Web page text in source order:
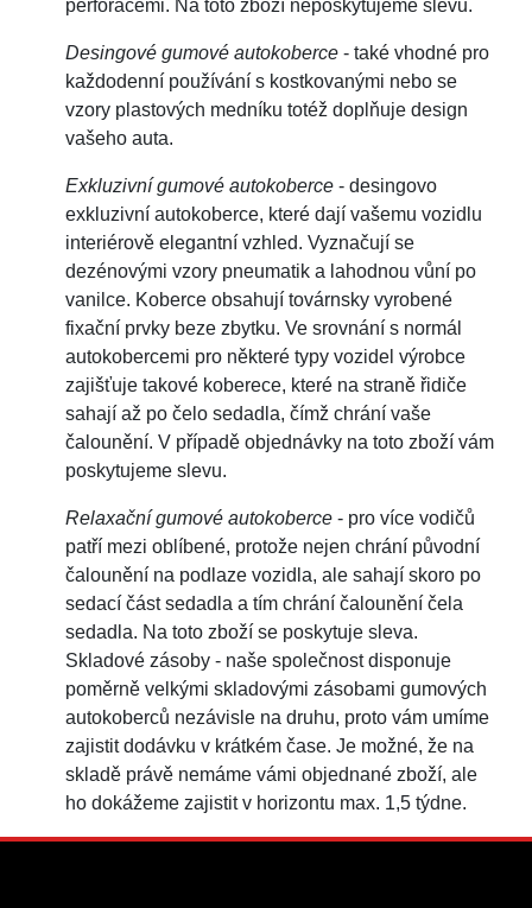
perforacemi. Na toto zboží neposkytujeme slevu.
Desingové gumové autokoberce- také vhodné pro
každodenní používání s kostkovanými nebo se
vzory plastových medníku totéž doplňuje design
vašeho auta.
Exkluzivní gumové autokoberce- desingovo
exkluzivní autokoberce, které dají vašemu vozidlu
interiérově elegantní vzhled. Vyznačují se
dezénovými vzory pneumatik a lahodnou vůní po
vanilce. Koberce obsahují továrnsky vyrobené
fixační prvky beze zbytku. Ve srovnání s normál
autokobercemi pro některé typy vozidel výrobce
zajišťuje takové koberece, které na straně řidiče
sahají až po čelo sedadla, čímž chrání vaše
čalounění. V případě objednávky na toto zboží vám
poskytujeme slevu.
Relaxační gumové autokoberce- pro více vodičů
patří mezi oblíbené, protože nejen chrání původní
čalounění na podlaze vozidla, ale sahají skoro po
sedací část sedadla a tím chrání čalounění čela
sedadla. Na toto zboží se poskytuje sleva.
Skladové zásoby - naše společnost disponuje
poměrně velkými skladovými zásobami gumových
autokoberců nezávisle na druhu, proto vám umíme
zajistit dodávku v krátkém čase. Je možné, že na
skladě právě nemáme vámi objednané zboží, ale
ho dokážeme zajistit v horizontu max. 1,5 týdne.